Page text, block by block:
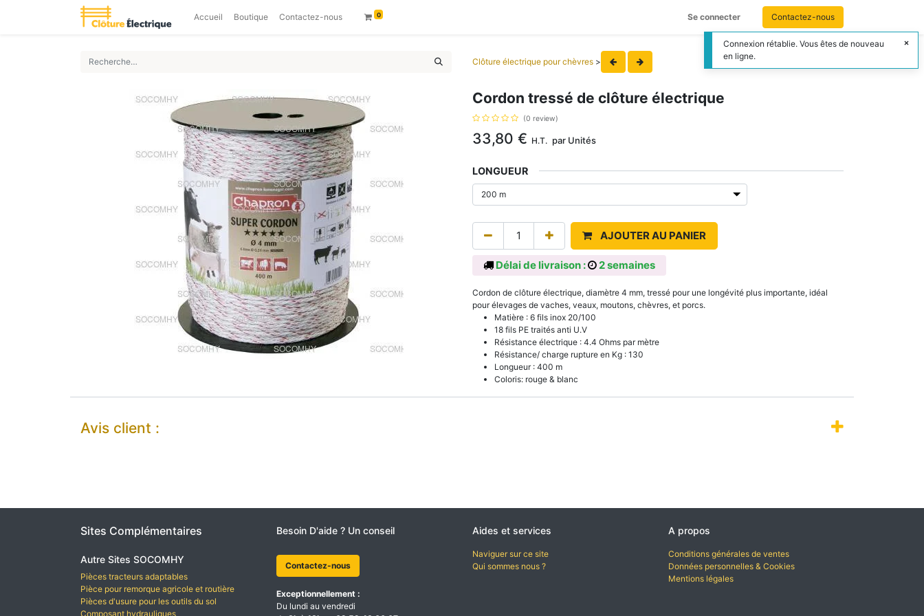
Accueil Boutique Contactez-nous 0 Se connecter Contactez-nous
Clôture électrique pour chèvres >
Cordon tressé de clôture électrique
(0 review)
33,80 € H.T. par Unités
LONGUEUR
AJOUTER AU PANIER
Délai de livraison : 2 semaines
Cordon de clôture électrique, diamètre 4 mm, tressé pour une longévité plus importante, idéal
pour élevages de vaches, veaux, moutons, chèvres, et porcs.
Matière : 6 fils inox 20/100
18 fils PE traités anti U.V
Résistance électrique : 4.4 Ohms par mètre
Résistance/ charge rupture en Kg : 130
Longueur : 400 m
Coloris: rouge & blanc
Avis client :
Sites Complémentaires
Autre Sites SOCOMHY
Pièces tracteurs adaptables
Pièce pour remorque agricole et routière
Pièces d'usure pour les outils du sol
Composant hydrauliques
Besoin D'aide ? Un conseil
Contactez-nous
Exceptionnellement :
Du lundi au vendredi
Aides et services
Naviguer sur ce site
Qui sommes nous ?
A propos
Conditions générales de ventes
Données personnelles & Cookies
Mentions légales
Connexion rétablie. Vous êtes de nouveau
en ligne.